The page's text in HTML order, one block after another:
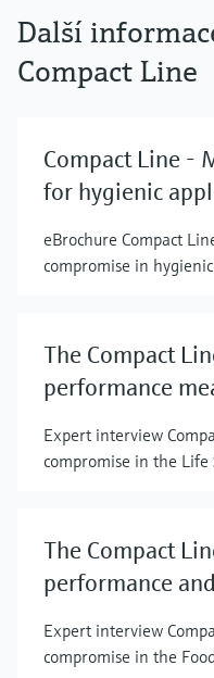
Další
Compact Line
Compact Line -
for hygienic
eBrochure Compact
compromise in
The Compact
performance
Expert interview
compromise in the Life
The Compact
performance
Expert interview
compromise in the